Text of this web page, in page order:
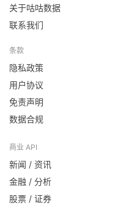
关于咕咕数据
联系我们
条款
隐私政策
用户协议
免责声明
数据合规
商业 API
新闻 / 资讯
金融 / 分析
股票 / 证券